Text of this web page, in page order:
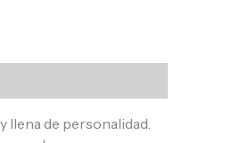
llena de personalidad.